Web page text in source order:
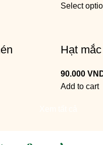
Select
Hạt
90.000
Add to cart